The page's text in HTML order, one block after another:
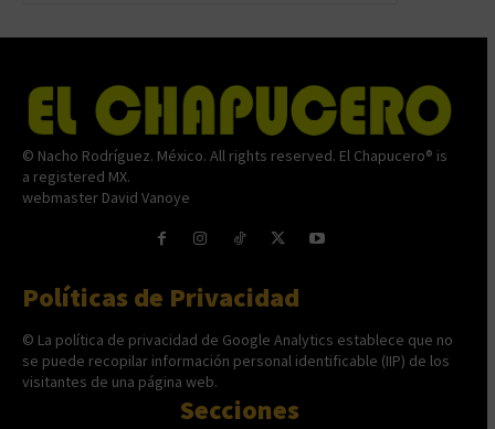
© Nacho Rodríguez. México. All rights reserved. El Chapucero® is
a registered MX.
webmaster David Vanoye
Políticas de Privacidad
© La política de privacidad de Google Analytics establece que no
se puede recopilar información personal identificable (IIP) de los
visitantes de una página web.
Secciones